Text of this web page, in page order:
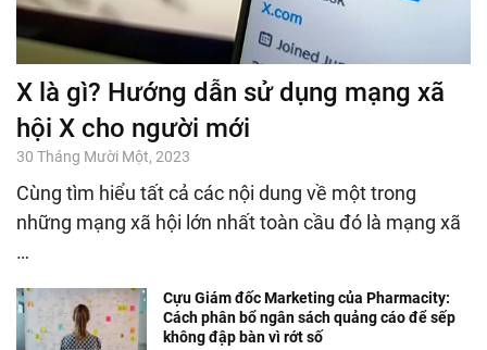
X là gì? Hướng dẫn sử dụng mạng xã
hội X cho người mới
30 Tháng Mười Một, 2023
Cùng tìm hiểu tất cả các nội dung về một trong
những mạng xã hội lớn nhất toàn cầu đó là mạng xã
…
Cựu Giám đốc Marketing của Pharmacity:
Cách phân bổ ngân sách quảng cáo để sếp
không đập bàn vì rớt số